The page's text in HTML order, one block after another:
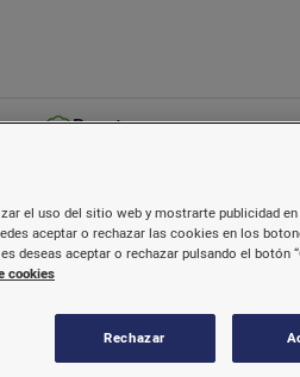
Recetas
el uso del sitio web y mostrarte publicidad
aceptar o rechazar las cookies en los
deseas aceptar o rechazar pulsando el botón
cookies
Rechazar